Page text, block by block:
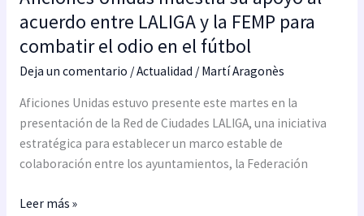
acuerdo entre LALIGA y la FEMP para
combatir el odio en el fútbol
Deja un comentario /Actualidad / Martí Aragonès
Aficiones Unidas estuvo presente este martes en la
presentación de la Red de Ciudades LALIGA, una iniciativa
estratégica para establecer un marco estable de
colaboración entre los ayuntamientos, la Federación
su
al
acuerdo
entre
LALIGA
y
la
para
Leer más »